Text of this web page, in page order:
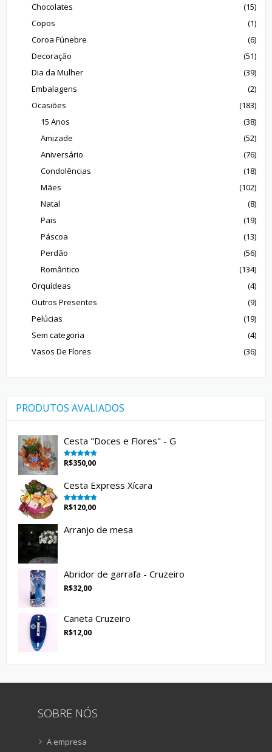
Chocolates
(15)
Copos
(1)
Coroa Fúnebre
(6)
Decoração
(51)
Dia da Mulher
(39)
Embalagens
(2)
Ocasiões
(183)
15 Anos
(38)
Amizade
(52)
Aniversário
(76)
Condolências
(18)
Mães
(102)
Natal
(8)
Pais
(19)
Páscoa
(13)
Perdão
(56)
Romântico
(134)
Orquídeas
(4)
Outros Presentes
(9)
Pelúcias
(19)
Sem categoria
(4)
Vasos De Flores
(36)
PRODUTOS AVALIADOS
Cesta "Doces e Flores" - G
Avaliação
de 5
R$350,00
Cesta Express Xícara
Avaliação
de 5
R$120,00
Arranjo de mesa
Abridor de garrafa - Cruzeiro
R$32,00
Caneta Cruzeiro
R$12,00
SOBRE NÓS
A empresa